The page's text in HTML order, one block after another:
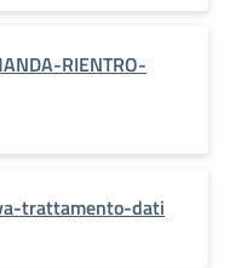
RIENTRO-
trattamento-dati